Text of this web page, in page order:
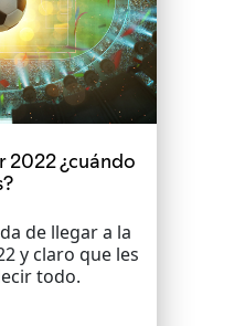
2022 ¿cuándo
de llegar a la
y claro que les
todo.